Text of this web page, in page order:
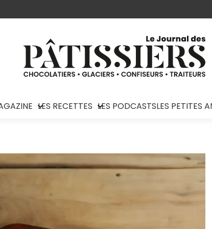
LES RECETTES LES PODCASTSLES PETITES